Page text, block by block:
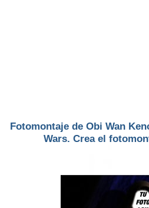
Fotomontaje de Obi Wan
Wars. Crea el